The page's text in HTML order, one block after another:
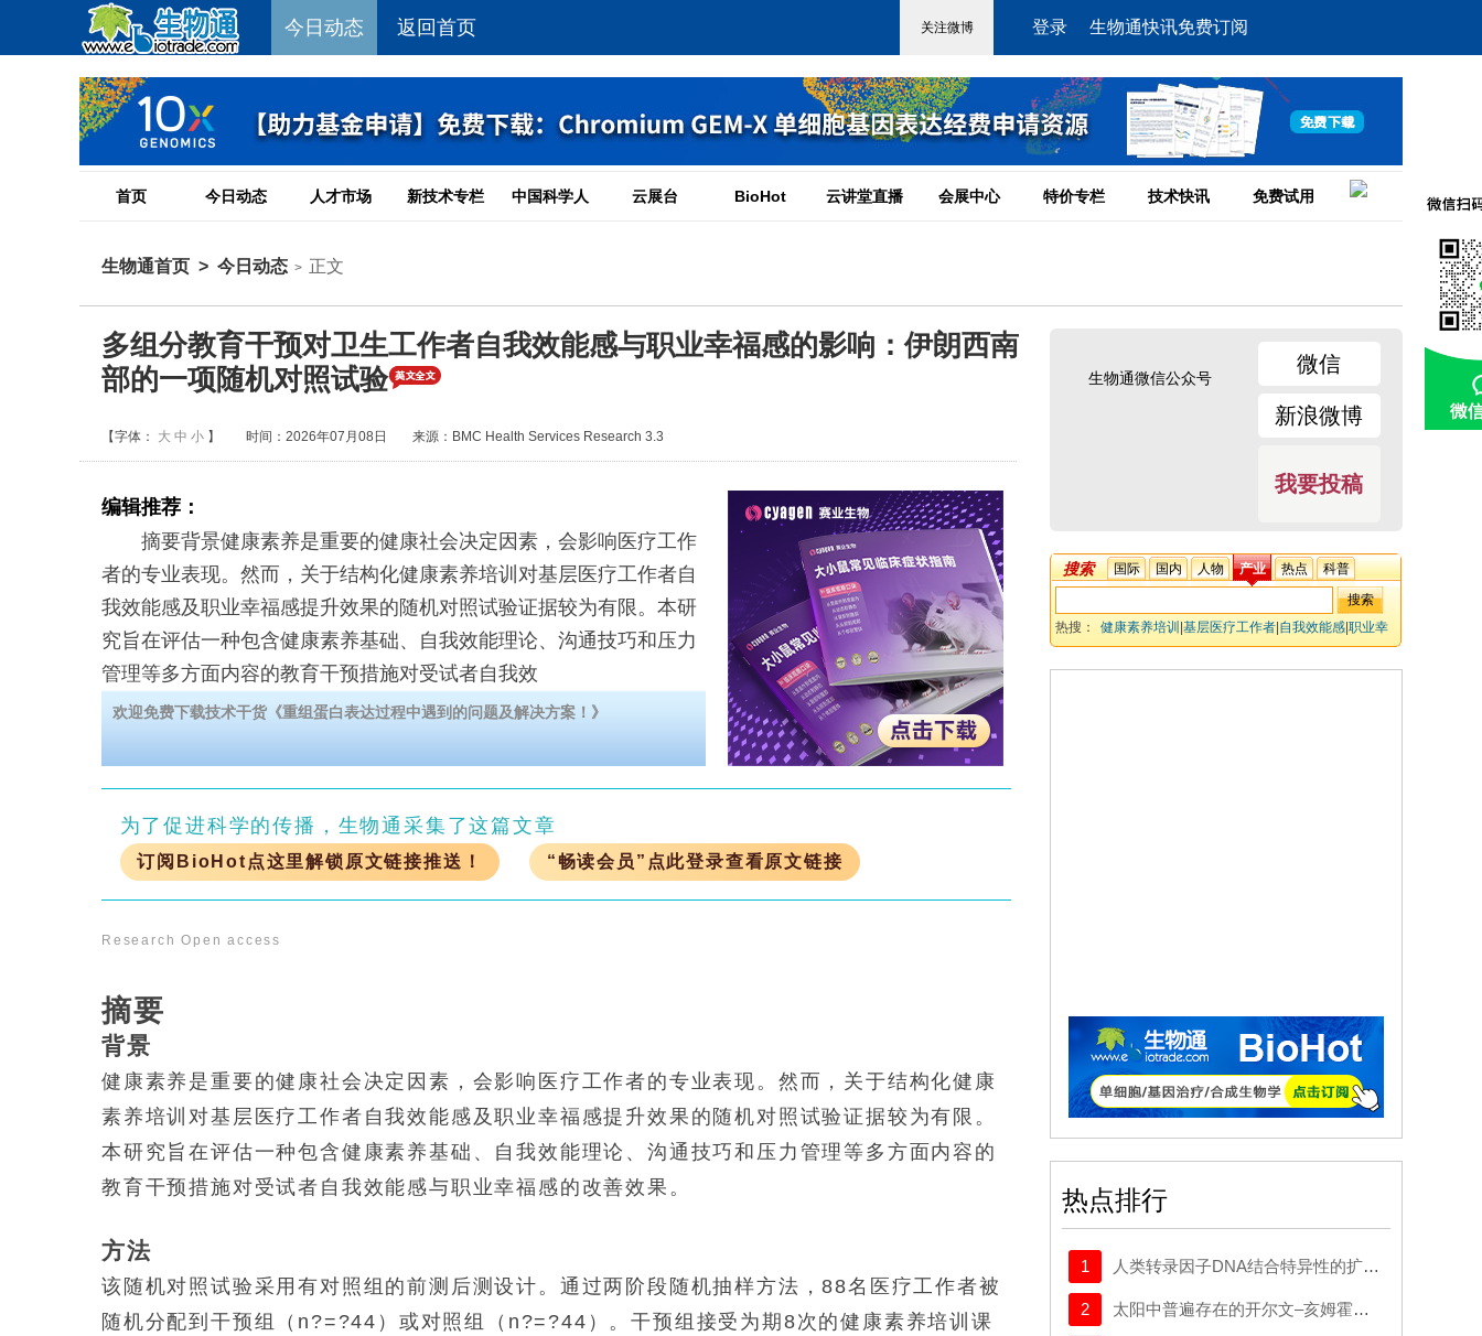
今日动态 返回首页 登录 生物通快讯免费订阅
首页 今日动态 人才市场 新技术专栏 中国科学人 云展台 BioHot 云讲堂直播 会展中心 特价专栏 技术快讯 免费试用
生物通首页 > 今日动态 > 正文
多组分教育干预对卫生工作者自我效能感与职业幸福感的影响：伊朗西南
部的一项随机对照试验
【字体： 大 中 小 】 时间：2026年07月08日 来源：BMC Health Services Research 3.3
编辑推荐：
摘要背景健康素养是重要的健康社会决定因素，会影响医疗工作
者的专业表现。然而，关于结构化健康素养培训对基层医疗工作者自
我效能感及职业幸福感提升效果的随机对照试验证据较为有限。本研
究旨在评估一种包含健康素养基础、自我效能理论、沟通技巧和压力
管理等多方面内容的教育干预措施对受试者自我效
欢迎免费下载技术干货《重组蛋白表达过程中遇到的问题及解决方案！》
为了促进科学的传播，生物通采集了这篇文章
订阅BioHot点这里解锁原文链接推送！ “畅读会员”点此登录查看原文链接
Research Open access
摘要
背景
健康素养是重要的健康社会决定因素，会影响医疗工作者的专业表现。然而，关于结构化健康
素养培训对基层医疗工作者自我效能感及职业幸福感提升效果的随机对照试验证据较为有限。
本研究旨在评估一种包含健康素养基础、自我效能理论、沟通技巧和压力管理等多方面内容的
教育干预措施对受试者自我效能感与职业幸福感的改善效果。
方法
该随机对照试验采用有对照组的前测后测设计。通过两阶段随机抽样方法，88名医疗工作者被
随机分配到干预组（ n ?=?44）或对照组（ n ?=?44）。干预组接受为期8次的健康素养培训课
生物通微信公众号
微信
新浪微博
我要投稿
搜索 国际 国内 人物 产业 热点 科普
热搜： 健康素养培训 基层医疗工作者 自我效能感 职业幸
热点排行
1 人类转录因子DNA结合特异性的扩展密码本
2 太阳中普遍存在的开尔文–亥姆霍兹不稳定性驱动等离子体混合